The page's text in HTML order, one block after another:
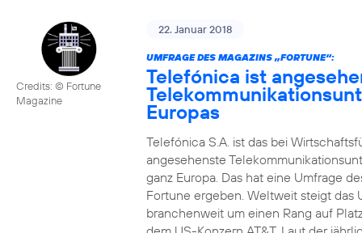
Credits: © Fortune
Magazine
22. Januar 2018
UMFRAGE DES MAGAZINS „FORTUNE“:
Telefónica ist
Europas
Telefónica S.A. ist das bei
angesehenste
ganz Europa. Das hat eine Umfrage
Fortune ergeben. Weltweit steigt das
branchenweit um einen Rang auf